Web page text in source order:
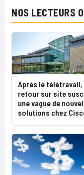
NOS LECTEURS
Après le télétravail,
retour sur site
une vague de
solutions chez